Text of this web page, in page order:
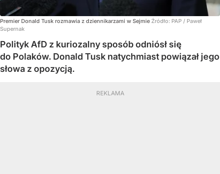
Premier Donald Tusk rozmawia z dziennikarzami w Sejmie Źródło: PAP / Paweł
Supernak
Polityk AfD z kuriozalny sposób odniósł się
do Polaków. Donald Tusk natychmiast powiązał jego
słowa z opozycją.